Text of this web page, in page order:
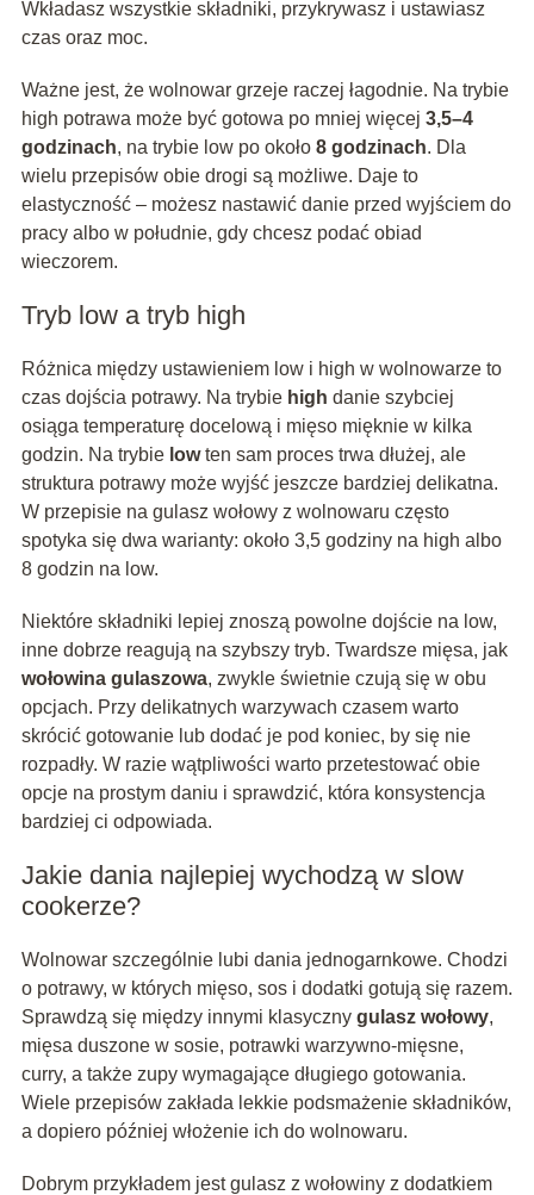
Wkładasz wszystkie składniki, przykrywasz i ustawiasz
czas oraz moc.
Ważne jest, że wolnowar grzeje raczej łagodnie. Na trybie
high potrawa może być gotowa po mniej więcej 3,5–4
godzinach, na trybie low po około 8 godzinach. Dla
wielu przepisów obie drogi są możliwe. Daje to
elastyczność – możesz nastawić danie przed wyjściem do
pracy albo w południe, gdy chcesz podać obiad
wieczorem.
Tryb low a tryb high
Różnica między ustawieniem low i high w wolnowarze to
czas dojścia potrawy. Na trybie high danie szybciej
osiąga temperaturę docelową i mięso mięknie w kilka
godzin. Na trybie lowten sam proces trwa dłużej, ale
struktura potrawy może wyjść jeszcze bardziej delikatna.
W przepisie na gulasz wołowy z wolnowaru często
spotyka się dwa warianty: około 3,5 godziny na high albo
8 godzin na low.
Niektóre składniki lepiej znoszą powolne dojście na low,
inne dobrze reagują na szybszy tryb. Twardsze mięsa, jak
wołowina gulaszowa, zwykle świetnie czują się w obu
opcjach. Przy delikatnych warzywach czasem warto
skrócić gotowanie lub dodać je pod koniec, by się nie
rozpadły. W razie wątpliwości warto przetestować obie
opcje na prostym daniu i sprawdzić, która konsystencja
bardziej ci odpowiada.
Jakie dania najlepiej wychodzą w slow
cookerze?
Wolnowar szczególnie lubi dania jednogarnkowe. Chodzi
o potrawy, w których mięso, sos i dodatki gotują się razem.
Sprawdzą się między innymi klasyczny gulasz wołowy,
mięsa duszone w sosie, potrawki warzywno-mięsne,
curry, a także zupy wymagające długiego gotowania.
Wiele przepisów zakłada lekkie podsmażenie składników,
a dopiero później włożenie ich do wolnowaru.
Dobrym przykładem jest gulasz z wołowiny z dodatkiem